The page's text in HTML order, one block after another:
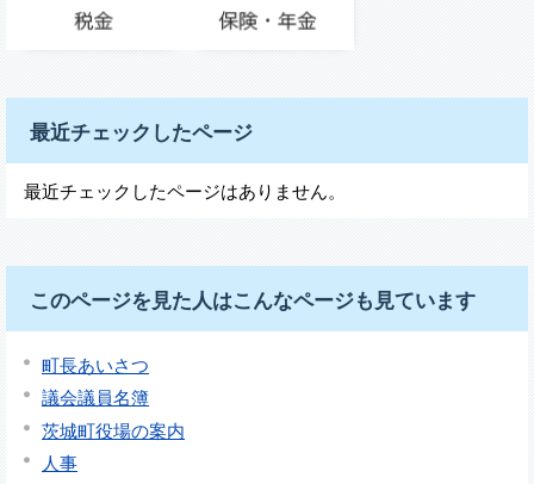
最近チェックしたページ
最近チェックしたページはありません。
このページを見た人はこんなページも見ています
町長あいさつ
議会議員名簿
茨城町役場の案内
人事